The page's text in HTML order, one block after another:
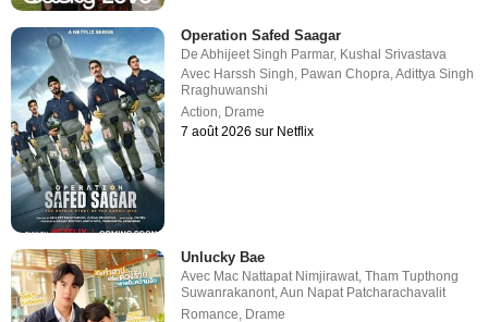
Operation Safed Saagar
DeAbhijeet Singh Parmar, Kushal Srivastava
Avec Harssh Singh, Pawan Chopra,Adittya Singh
Rraghuwanshi
Action, Drame
7 août 2026 sur Netflix
Unlucky Bae
Avec Mac Nattapat Nimjirawat ,Tham Tupthong
Suwanrakanont ,Aun Napat Patcharachavalit
Romance Drame